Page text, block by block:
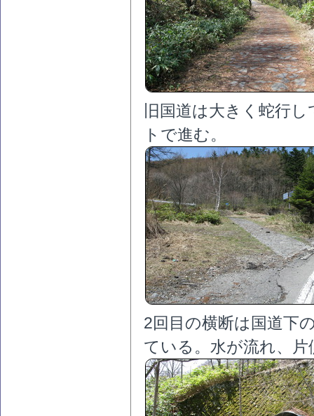
旧国道は大きく蛇行
トで進む。
2回目の横断は国道下
ている。水が流れ、